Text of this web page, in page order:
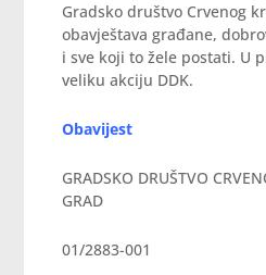
Gradsko društvo Crvenog
obavještava građane,
i sve koji to žele postati. U
veliku akciju DDK.
Obavijest
GRADSKO DRUŠTVO
GRAD
01/2883-001